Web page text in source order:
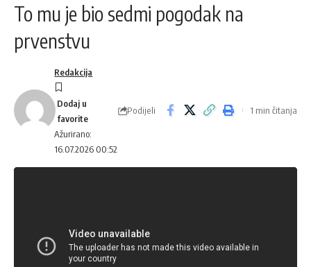
To mu je bio sedmi pogodak na
prvenstvu
Ažurirano:
16.07.2026 00:52
Redakcija
Podijeli 1 min čitanja